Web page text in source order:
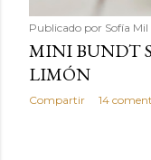
Publicado por Sofía
MINI BUNDT
LIMÓN
Compartir 14